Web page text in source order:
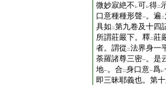
微妙寂絶不 レ可レ得二
口意種種形聲一。遍 二
具如 二第九卷及十四
所謂莊嚴下。釋二莊
者。謂從 二法界身一
荼羅諸尊三密一。是
地一。合二身口意一爲レ
即三昧耶義也。第